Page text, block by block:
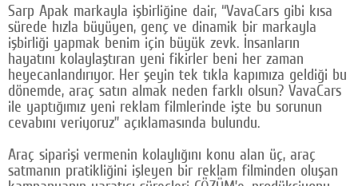
Twitter
Google Plus
© 2026 TÜM HAKLARI SAKLIDIR
Sarp Apak markayla işbirliğine dair, “VavaCars gibi kısa
sürede hızla büyüyen, genç ve dinamik bir markayla
işbirliği yapmak benim için büyük zevk. İnsanların
hayatını kolaylaştıran yeni fikirler beni her zaman
heyecanlandırıyor. Her şeyin tek tıkla kapımıza geldiği bu
dönemde, araç satın almak neden farklı olsun? VavaCars
ile yaptığımız yeni reklam filmlerinde işte bu sorunun
cevabını veriyoruz” açıklamasında bulundu.
Araç siparişi vermenin kolaylığını konu alan üç, araç
satmanın pratikliğini işleyen bir reklam filminden oluşan